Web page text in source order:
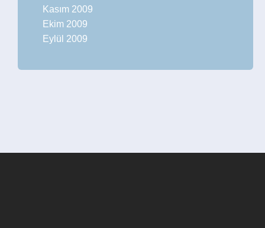
Kasım 2009
Ekim 2009
Eylül 2009